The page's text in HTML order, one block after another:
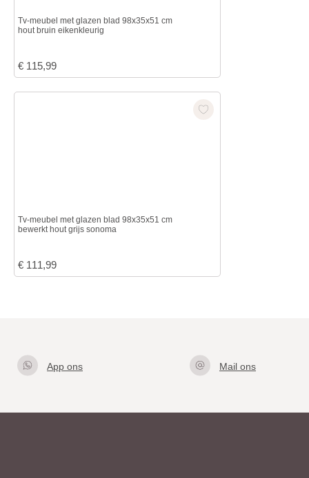
Tv-meubel met glazen blad 98x35x51 cm
hout bruin eikenkleurig
€ 115,99
Tv-meubel met glazen blad 98x35x51 cm
bewerkt hout grijs sonoma
€ 111,99
App ons
Mail ons